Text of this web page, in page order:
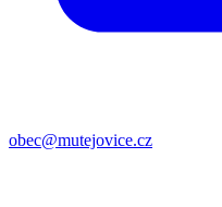
obec@mutejovice.cz